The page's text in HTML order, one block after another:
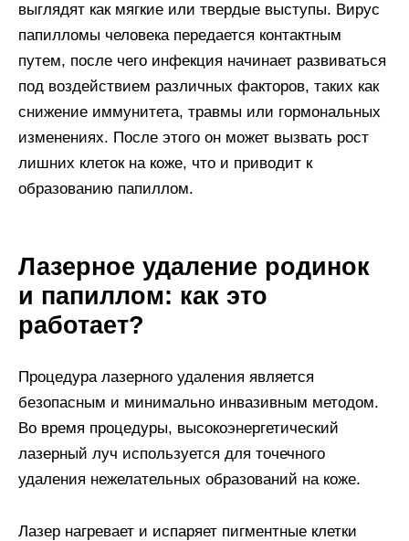
выглядят как мягкие или твердые выступы. Вирус
папилломы человека передается контактным
путем, после чего инфекция начинает развиваться
под воздействием различных факторов, таких как
снижение иммунитета, травмы или гормональных
изменениях. После этого он может вызвать рост
лишних клеток на коже, что и приводит к
образованию папиллом.
Лазерное удаление родинок
и папиллом: как это
работает?
Процедура лазерного удаления является
безопасным и минимально инвазивным методом.
Во время процедуры, высокоэнергетический
лазерный луч используется для точечного
удаления нежелательных образований на коже.
Лазер нагревает и испаряет пигментные клетки